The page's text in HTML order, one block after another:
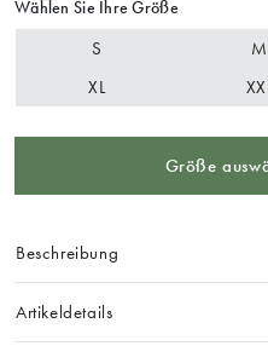
Wählen Sie Ihre Größe
S M
XL
Größe
Beschreibung
Artikeldetails